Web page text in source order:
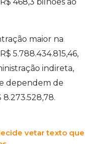
maior na
5.788.434.815,46,
indireta,
dependem de
vetar texto que